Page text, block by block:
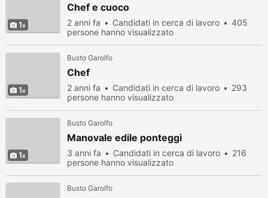
1
Chef e cuoco
2 anni fa Candidati in cerca di lavoro
405
persone hanno visualizzato
1
Busto Garolfo
Chef
2 anni fa Candidati in cerca di lavoro
293
persone hanno visualizzato
1
Busto Garolfo
Manovale edile ponteggi
3 anni fa Candidati in cerca di lavoro
216
persone hanno visualizzato
Busto Garolfo